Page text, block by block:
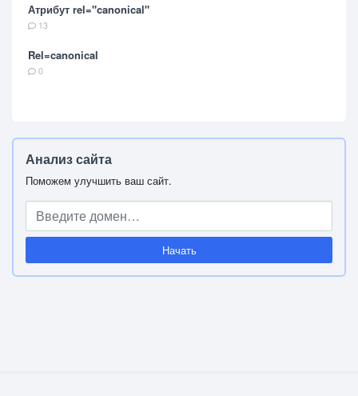
Атрибут rel="canonical"
13
Rel=canonical
0
Анализ сайта
Поможем улучшить ваш сайт.
Начать